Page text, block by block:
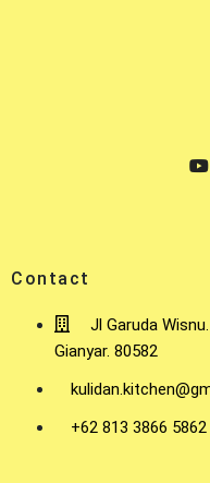
Contact
Jl Garuda
Gianyar. 80582
+62 813 3866 5862